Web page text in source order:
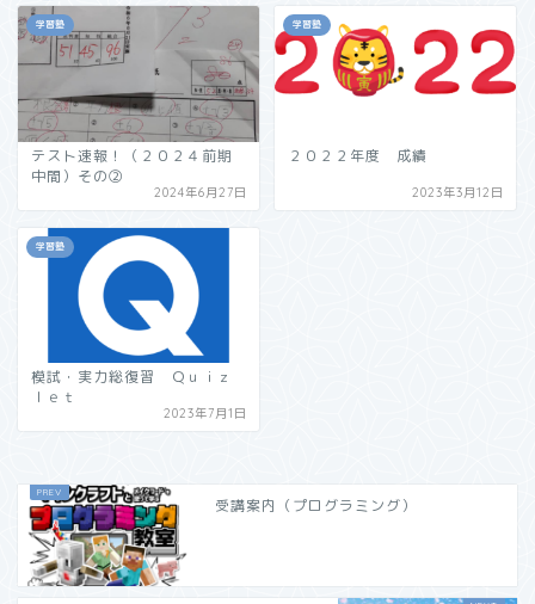
学習塾
テスト速報！（２０２４前期
中間）その➁
2024年6月27日
学習塾
２０２２年度 成績
2023年3月12日
学習塾
模試・実力総復習 Ｑｕｉｚ
ｌｅｔ
2023年7月1日
受講案内（プログラミング）